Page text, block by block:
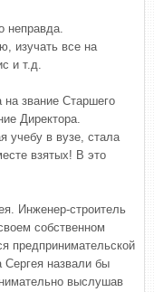
неправда.
изучать все на
и т.д.
звание Старшего
Директора.
учебу в вузе, стала
взятых! В это
Инженер-строитель
собственном
предпринимательской
назвали бы
выслушав